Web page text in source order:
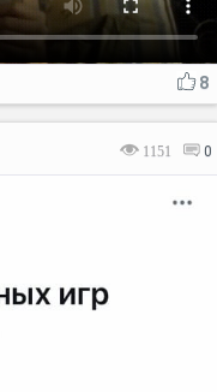
8
1151 0